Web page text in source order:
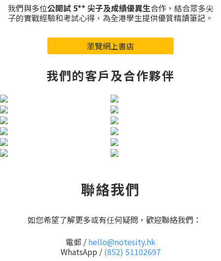
我們與多位公開試 5** 尖子及成績優異生合作，結合眾多尖
子的實戰經驗和考試心得，為全港學生提供優質精讀筆記。
瀏覽網上書店
我們的客戶及合作夥伴
聯絡我們
如您希望了解更多或有仼何疑問，歡迎聯絡我們：
電郵 / hello@notesity.hk
WhatsApp / (852) 51102697